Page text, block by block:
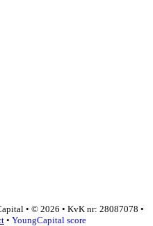
• © 2026 • KvK nr: 28087078 •
• YoungCapital score